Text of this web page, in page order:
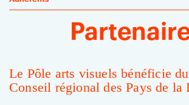
Le Pôle arts visuels bénéficie
Conseil régional des Pays de la